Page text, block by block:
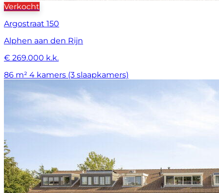
Verkocht
Argostraat 150
Alphen aan den Rijn
€ 269.000 k.k.
86 m² 4 kamers (3 slaapkamers)